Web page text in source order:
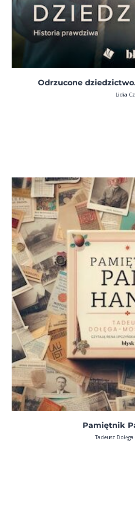
Odrzucone
Lidia
Pamiętnik
Tadeusz